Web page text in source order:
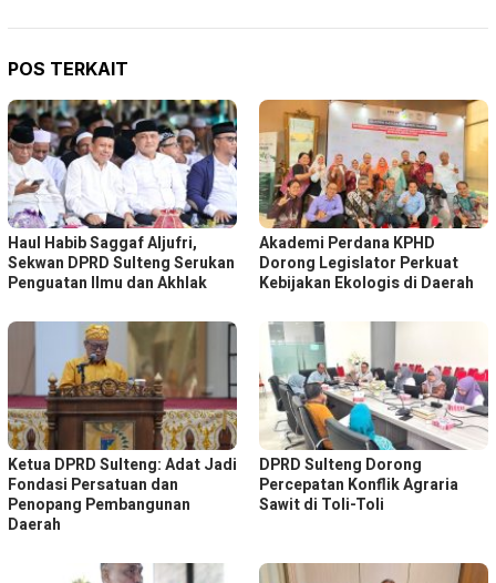
POS TERKAIT
Haul Habib Saggaf Aljufri,
Sekwan DPRD Sulteng Serukan
Penguatan Ilmu dan Akhlak
Akademi Perdana KPHD
Dorong Legislator Perkuat
Kebijakan Ekologis di Daerah
Ketua DPRD Sulteng: Adat Jadi
Fondasi Persatuan dan
Penopang Pembangunan
Daerah
DPRD Sulteng Dorong
Percepatan Konflik Agraria
Sawit di Toli-Toli